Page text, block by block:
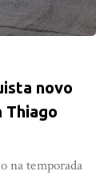
novo
Thiago
na temporada